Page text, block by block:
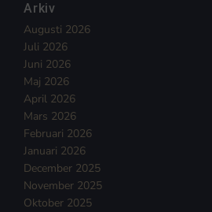
Arkiv
Augusti 2026
Juli 2026
Juni 2026
Maj 2026
April 2026
Mars 2026
Februari 2026
Januari 2026
December 2025
November 2025
Oktober 2025